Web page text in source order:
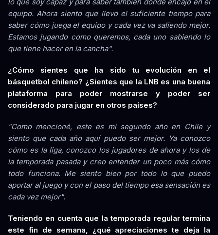
equipo. Ahora siento que llevo el suficiente tiempo para
saber cómo juega el equipo y cada vez va saliendo mejor.
Estamos jugando como queremos, cada uno sabiendo lo
que tiene hacer en la cancha".
¿Cómo sientes que ha sido tu evolución en el
básquetbol chileno? ¿Sientes que la LNB es una buena
plataforma para poder mostrarse y poder ser
considerado para jugar en otros países?
"Como mencioné, este es mi segundo año en Chile y
siento que cada año aquí puedo ser mejor. Ya conozco
cómo es la liga, conozco los jugadores de ahora y los de
la temporada pasada y creo entender un poco más cómo
todo funciona. Me siento bien por todo lo que puedo
aportar al juego y con el paso del tiempo esa sensación es
cada vez mejor".
Teniendo en cuenta que la temporada regular termina
este fin de semana, ¿qué apreciaciones te deja la